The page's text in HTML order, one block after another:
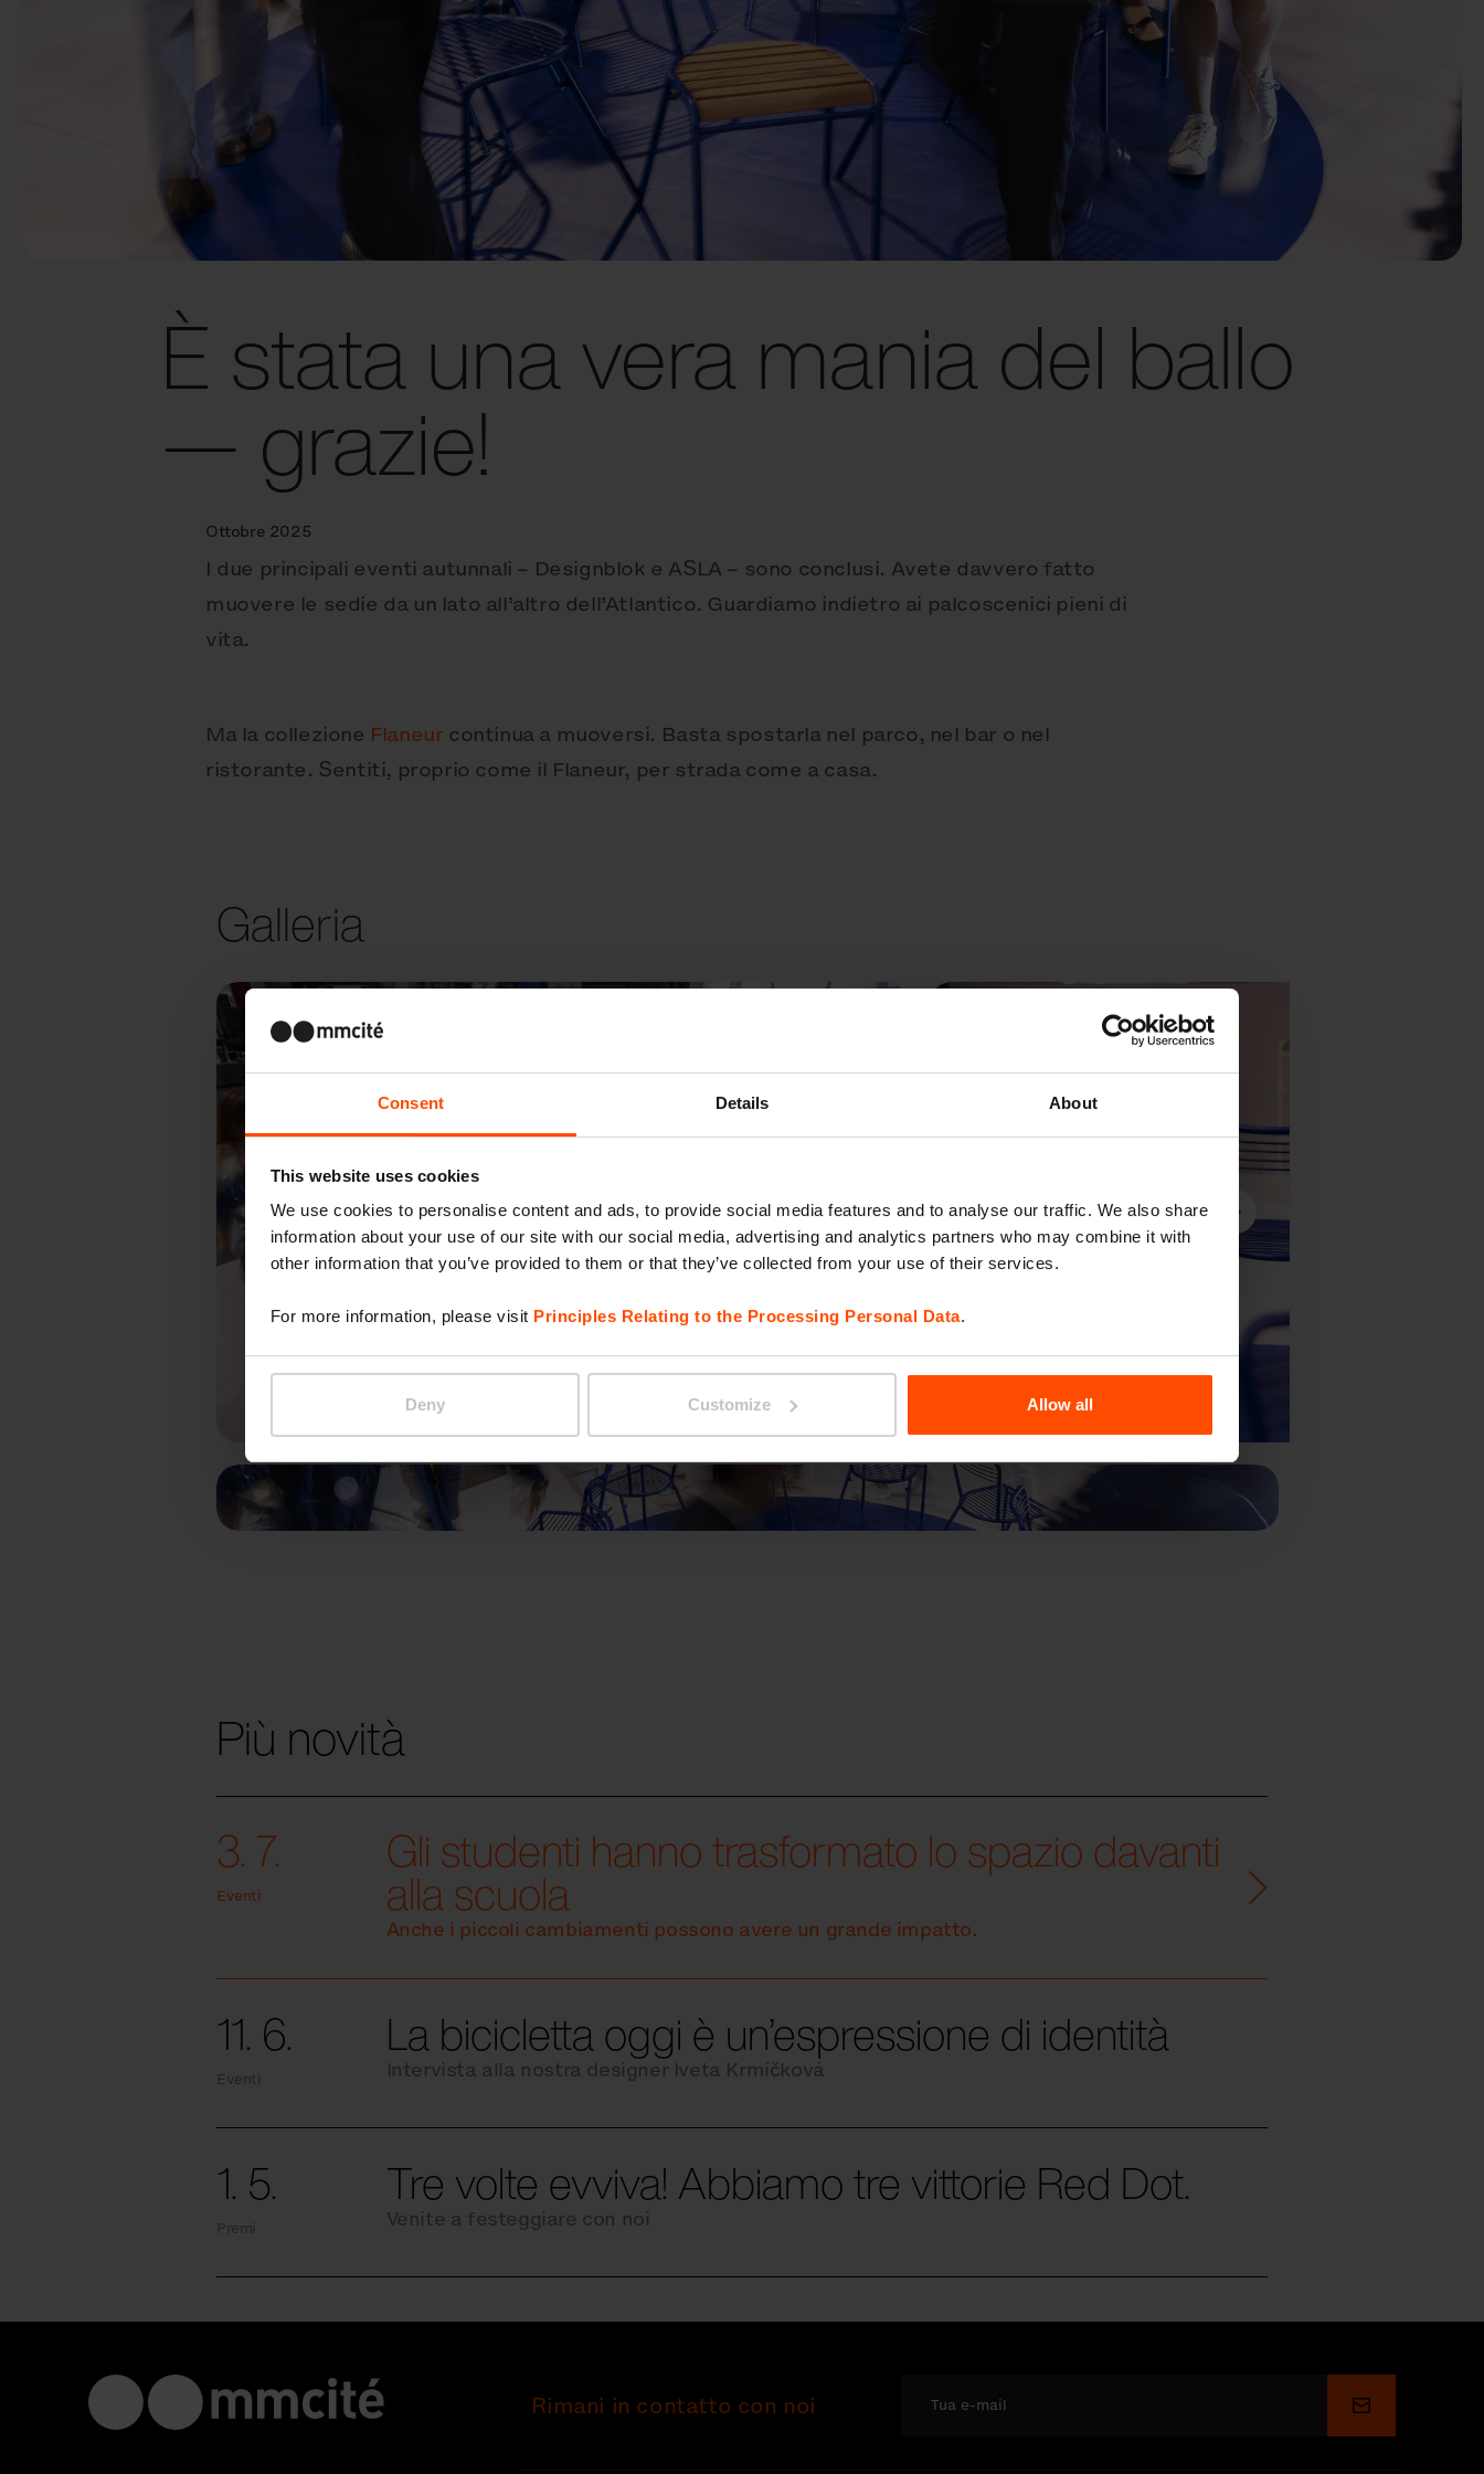
Consent Details About
This website uses cookies
We use cookies to personalise content and ads, to provide social media features and to analyse our traffic. We also share
information about your use of our site with our social media, advertising and analytics partners who may combine it with
other information that you’ve provided to them or that they’ve collected from your use of their services.
For more information, please visit Principles Relating to the Processing Personal Data.
Deny Customize Allow all
È stata una vera mania del ballo
— grazie!
Ottobre 2025
I due principali eventi autunnali – Designblok e ASLA – sono conclusi. Avete davvero fatto
muovere le sedie da un lato all’altro dell’Atlantico. Guardiamo indietro ai palcoscenici pieni di
vita.
Ma la collezione Flaneur continua a muoversi. Basta spostarla nel parco, nel bar o nel
ristorante. Sentiti, proprio come il Flaneur, per strada come a casa.
Galleria
Più novità
3. 7.
Eventi
Gli studenti hanno trasformato lo spazio davanti
alla scuola
Anche i piccoli cambiamenti possono avere un grande impatto.
11. 6.
Eventi
La bicicletta oggi è un’espressione di identità
Intervista alla nostra designer Iveta Krmíčková
1. 5.
Premi
Tre volte evviva! Abbiamo tre vittorie Red Dot.
Venite a festeggiare con noi
Rimani in contatto con noi Invia